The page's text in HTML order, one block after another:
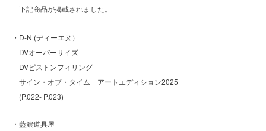
下記商品が掲載されました。
・D-N (ディーエヌ）
DVオーバーサイズ
DVピストンフィリング
サイン・オブ・タイム アートエディション2025
(P.022- P.023)
・藍濃道具屋